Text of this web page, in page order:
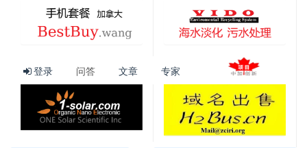
查看更多
登录 问答 文章 专家